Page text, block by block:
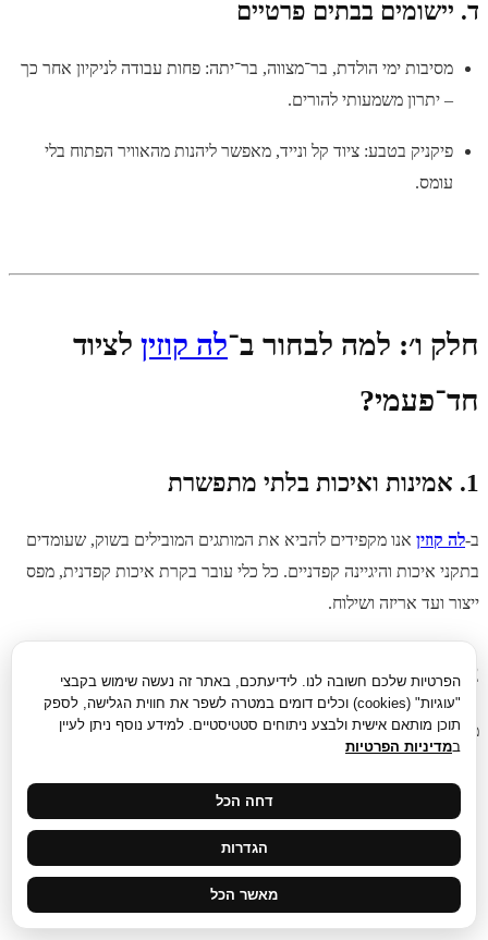
ד. יישומים בבתים פרטיים
מסיבות ימי הולדת, בר־מצווה, בר־יתה: פחות עבודה לניקיון אחר כך
– יתרון משמעותי להורים.
פיקניק בטבע: ציוד קל ונייד, מאפשר ליהנות מהאוויר הפתוח בלי
עומס.
חלק ו׳: למה לבחור ב־לה קוזין לציוד
חד־פעמי?
1. אמינות ואיכות בלתי מתפשרת
ב-לה קוזין אנו מקפידים להביא את המותגים המובילים בשוק, שעומדים
בתקני איכות והיגיינה קפדניים. כל כלי עובר בקרת איכות קפדנית, מפס
ייצור ועד אריזה ושילוח.
2. מגוון רחב והתאמה אישית
מגוון המוצרים ב-לה קוזיןכולל למעלה מ-300 פריטים:
כלי הגשה סטנדרטיים וכלי הגשה מעוצבים.
חומרים מתכלים וידידותיים לסביבה לצד מוצרים חסכוניים במחיר.
אפשרות להדפסת לוגו העסק על כוסות, מזלגות וניירות – להפיכת
האירוע לייחודי וממותג.
הפרטיות שלכם חשובה לנו. לידיעתכם, באתר זה נעשה שימוש בקבצי
"עוגיות" (cookies) וכלים דומים במטרה לשפר את חווית הגלישה, לספק
תוכן מותאם אישית ולבצע ניתוחים סטטיסטיים. למידע נוסף ניתן לעיין
במדיניות הפרטיות
דחה הכל
הגדרות
מאשר הכל